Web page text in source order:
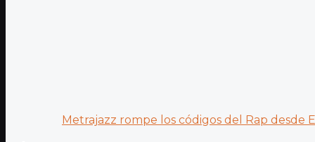
Metrajazz rompe los códigos del Rap desde